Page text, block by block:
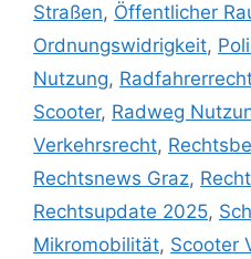
Straßen, Öffentlicher
Ordnungswidrigkeit,
Nutzung,
Scooter, Radweg
Verkehrsrecht,
Rechtsnews Graz,
Rechtsupdate 2025,
Mikromobilität, Scooter